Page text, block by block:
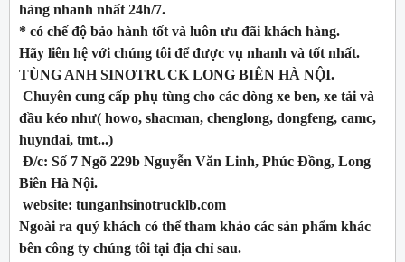
hàng nhanh nhất 24h/7.
* có chế độ bảo hành tốt và luôn ưu đãi khách hàng.
Hãy liên hệ với chúng tôi để được vụ nhanh và tốt nhất.
TÙNG ANH SINOTRUCK LONG BIÊN HÀ NỘI.
Chuyên cung cấp phụ tùng cho các dòng xe ben, xe tải và
đầu kéo như( howo, shacman, chenglong, dongfeng, camc,
huyndai, tmt...)
Đ/c: Số 7 Ngõ 229b Nguyễn Văn Linh, Phúc Đồng, Long
Biên Hà Nội.
website: tunganhsinotrucklb.com
Ngoài ra quý khách có thể tham khảo các sản phẩm khác
bên công ty chúng tôi tại địa chỉ sau.